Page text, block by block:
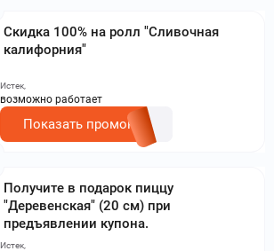
Скидка 100% на ролл "Сливочная
калифорния"
Истек,
возможно работает
Показать промокод
Получите в подарок пиццу
"Деревенская" (20 см) при
предъявлении купона.
Истек,